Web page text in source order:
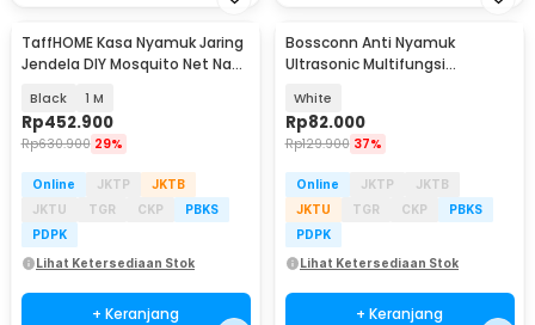
TaffHOME Kasa Nyamuk Jaring
Jendela DIY Mosquito Net Nano
Black 1 M
Rp452.900
Rp630.900 29%
Online JKTP
JKTB
JKTU
TGR CKP
PBKS
PDPK
Lihat Ketersediaan Stok
+ Keranjang
Bossconn Anti Nyamuk
Ultrasonic Multifungsi
White
Rp82.000
Rp129.900 37%
Online JKTP
JKTB
JKTU
TGR CKP
PBKS
PDPK
Lihat Ketersediaan Stok
+ Keranjang